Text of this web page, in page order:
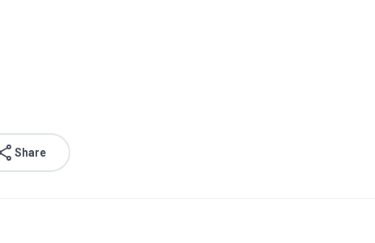
Share